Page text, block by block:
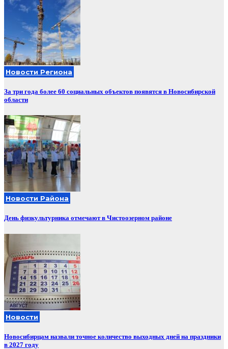
Новости Региона
За три года более 60 социальных объектов появятся в Новосибирской
области
Новости Района
День физкультурника отмечают в Чистоозерном районе
Новости
Новосибирцам назвали точное количество выходных дней на праздники
в 2027 году